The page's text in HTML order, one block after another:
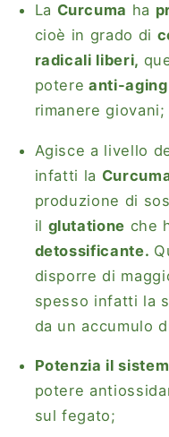
La Curcuma ha
cioè in grado di
radicali liberi,
potere anti-aging
rimanere giovani;
Agisce a livello
infatti la
produzione di
il glutatione che
detossificante.
disporre di
spesso infatti la
da un accumulo
Potenzia il
potere
sul fegato;